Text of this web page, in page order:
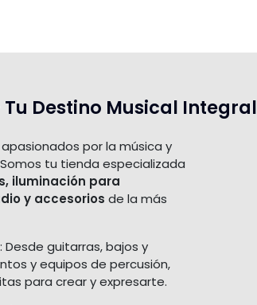
Tu Destino Musical Integral
por la música y
tu tienda especializada
iluminación para
y accesorios de la más
: Desde guitarras, bajos y
y equipos de percusión,
para crear y expresarte.